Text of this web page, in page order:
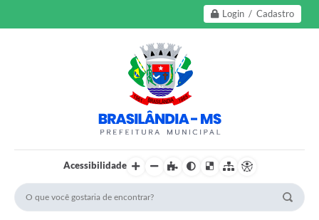
Login / Cadastro
Acessibilidade